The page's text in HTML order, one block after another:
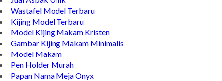
Wastafel Model Terbaru
Kijing Model Terbaru
Model Kijing Makam Kristen
Gambar Kijing Makam Minimalis
Model Makam
Pen Holder Murah
Papan Nama Meja Onyx